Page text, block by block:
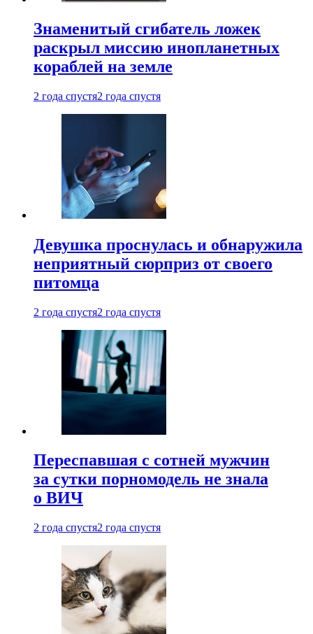
Знаменитый сгибатель ложек
раскрыл миссию инопланетных
кораблей на земле
2 года спустя2 года спустя
Девушка проснулась и обнаружила
неприятный сюрприз от своего
питомца
2 года спустя2 года спустя
Переспавшая с сотней мужчин
за сутки порномодель не знала
о ВИЧ
2 года спустя2 года спустя